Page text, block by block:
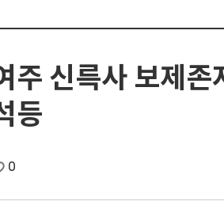
주 신륵사 보제존
등
0